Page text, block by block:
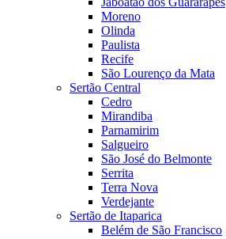
Moreno
Olinda
Paulista
Recife
São Lourenço da Mata
Sertão Central
Cedro
Mirandiba
Parnamirim
Salgueiro
São José do Belmonte
Serrita
Terra Nova
Verdejante
Sertão de Itaparica
Belém de São Francisco